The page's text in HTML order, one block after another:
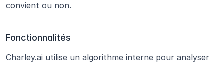
convient ou non.
Fonctionnalités
Charley.ai utilise un algorithme interne pour analyser